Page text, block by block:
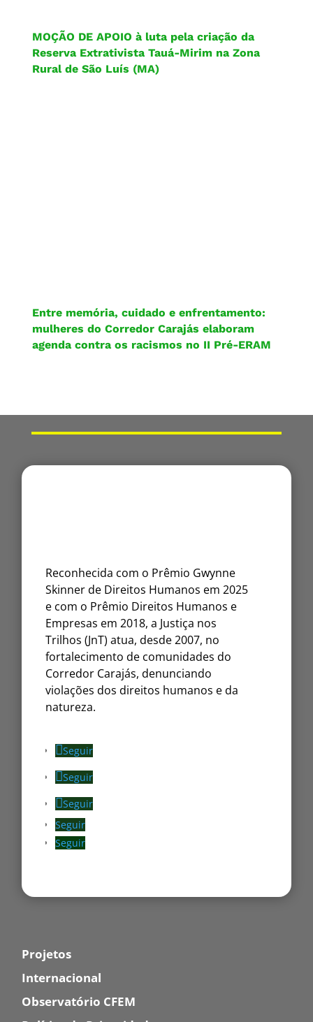
MOÇÃO DE APOIO à luta pela criação da
Reserva Extrativista Tauá-Mirim na Zona
Rural de São Luís (MA)
Entre memória, cuidado e enfrentamento:
mulheres do Corredor Carajás elaboram
agenda contra os racismos no II Pré-ERAM
Reconhecida com o Prêmio Gwynne
Skinner de Direitos Humanos em 2025
e com o Prêmio Direitos Humanos e
Empresas em 2018, a Justiça nos
Trilhos (JnT) atua, desde 2007, no
fortalecimento de comunidades do
Corredor Carajás, denunciando
violações dos direitos humanos e da
natureza.
Seguir
Seguir
Seguir
Seguir
Seguir
Projetos
Internacional
Observatório CFEM